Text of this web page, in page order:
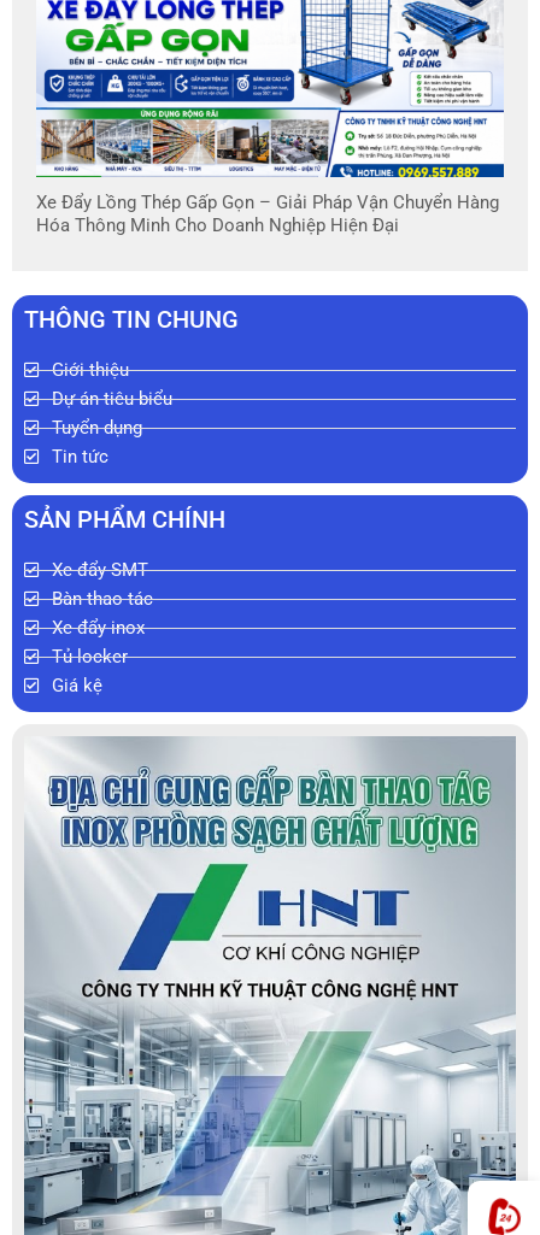
Xe Đẩy Lồng Thép Gấp Gọn – Giải Pháp Vận Chuyển Hàng
Hóa Thông Minh Cho Doanh Nghiệp Hiện Đại
THÔNG TIN CHUNG
Giới thiệu
Dự án tiêu biểu
Tuyển dụng
Tin tức
SẢN PHẨM CHÍNH
Xe đẩy SMT
Bàn thao tác
Xe đẩy inox
Tủ locker
Giá kệ